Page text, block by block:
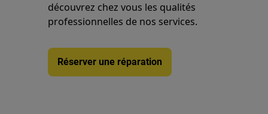
découvrez chez vous les qualités
professionnelles de nos services.
Réserver une réparation